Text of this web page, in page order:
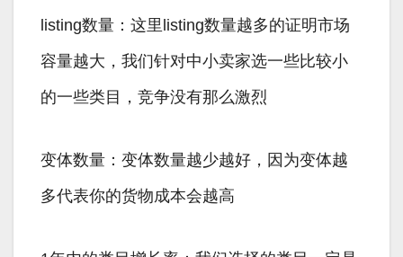
listing数量：这里listing数量越多的证明市场
容量越大，我们针对中小卖家选一些比较小
的一些类目，竞争没有那么激烈
变体数量：变体数量越少越好，因为变体越
多代表你的货物成本会越高